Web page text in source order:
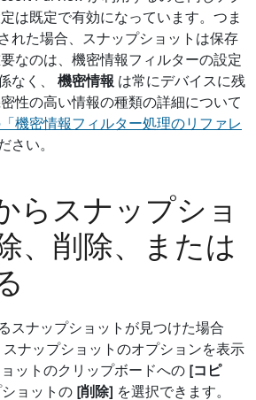
は既定で有効になっています。つま
れた場合、スナップショットは保存
なのは、機密情報フィルターの設定
なく、 機密情報 は常にデバイスに残
性の高い情報の種類の詳細について
機密情報フィルター処理のリファレ
さい。
らスナップショ
、削除、または
スナップショットが見つけた場合
ナップショットのオプションを表示
ットのクリップボードへの [コピ
ショットの [削除] を選択できます。